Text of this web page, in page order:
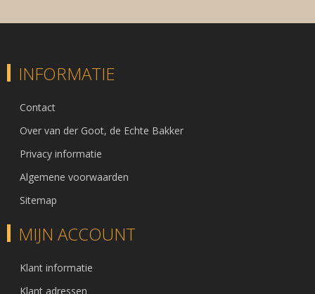
INFORMATIE
Contact
Over van der Goot, de Echte Bakker
Privacy informatie
Algemene voorwaarden
Sitemap
MIJN ACCOUNT
Klant informatie
Klant adressen